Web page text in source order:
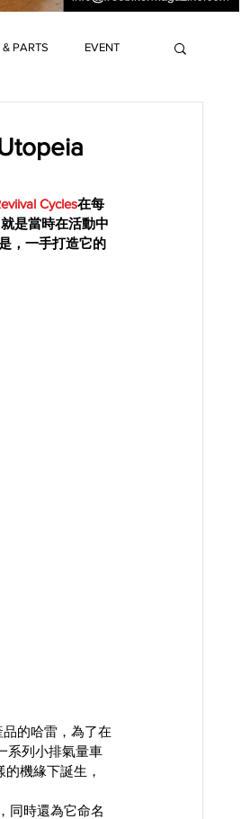
& PARTS EVENT
Cycles在每
是當時在活動中
，一手打造它的
的哈雷，為了在
系列小排氣量車
機緣下誕生，
同時還為它命名